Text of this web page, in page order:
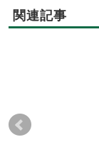
関連記事
今年も登場！パ